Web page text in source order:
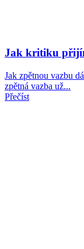
Jak kritiku
Jak zpětnou vazbu
zpětná vazba už...
Přečíst